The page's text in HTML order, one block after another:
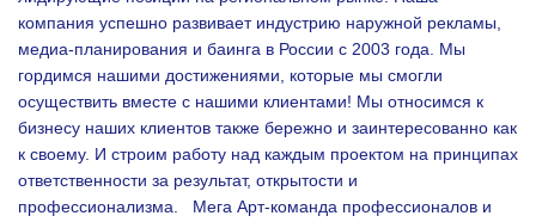
компания успешно развивает индустрию наружной рекламы,
медиа-планирования и баинга в России с 2003 года. Мы
гордимся нашими достижениями, которые мы смогли
осуществить вместе с нашими клиентами! Мы относимся к
бизнесу наших клиентов также бережно и заинтересованно как
к своему. И строим работу над каждым проектом на принципах
ответственности за результат, открытости и
профессионализма. Мега Арт-команда профессионалов и